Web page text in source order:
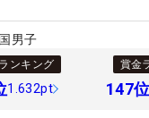
男子
ンキング
1.632pt
賞金
147位